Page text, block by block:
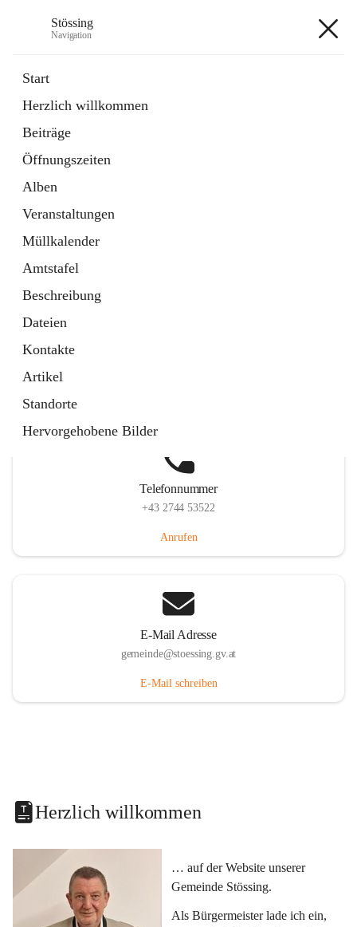
Stössing
Navigation
Start
Herzlich willkommen
Beiträge
Öffnungszeiten
Alben
Veranstaltungen
Müllkalender
Amtstafel
Beschreibung
Dateien
Kontakte
Artikel
Standorte
Hervorgehobene Bilder
Datei
in
Tab
Kindergarten
öffnet
in
neuem
Tab
Telefonnummer
+43 2744 53522
Anrufen
E-Mail Adresse
gemeinde@stoessing.gv.at
E-Mail schreiben
Herzlich willkommen
… auf der Website unserer
Gemeinde Stössing.
Als Bürgermeister lade ich ein,